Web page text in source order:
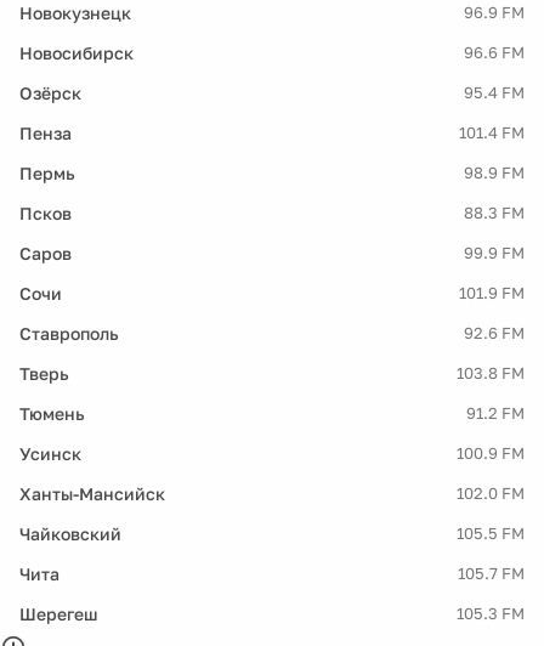
Новокузнецк 96.9 FM
Новосибирск 96.6 FM
Озёрск 95.4 FM
Пенза 101.4 FM
Пермь 98.9 FM
Псков 88.3 FM
Саров 99.9 FM
Сочи 101.9 FM
Ставрополь 92.6 FM
Тверь 103.8 FM
Тюмень 91.2 FM
Усинск 100.9 FM
Ханты-Мансийск 102.0 FM
Чайковский 105.5 FM
Чита 105.7 FM
Шерегеш 105.3 FM